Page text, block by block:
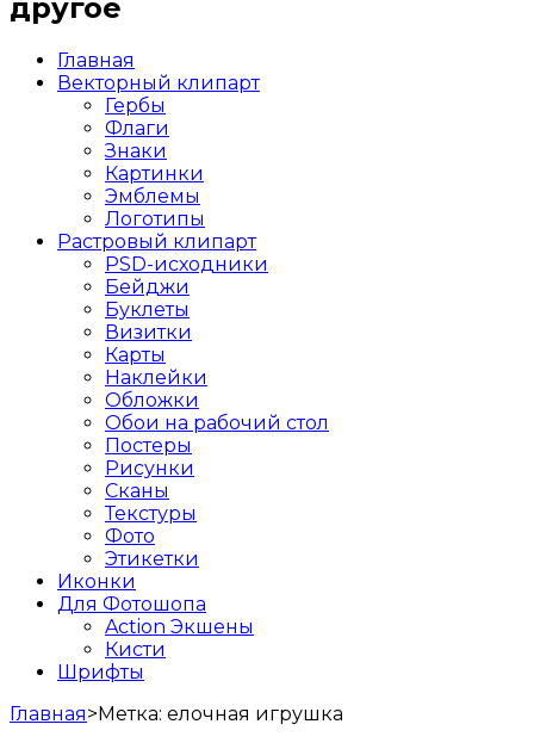
другое
Главная
Векторный клипарт
Гербы
Флаги
Знаки
Картинки
Эмблемы
Логотипы
Растровый клипарт
PSD-исходники
Бейджи
Буклеты
Визитки
Карты
Наклейки
Обложки
Обои на рабочий стол
Постеры
Рисунки
Сканы
Текстуры
Фото
Этикетки
Иконки
Для Фотошопа
Action Экшены
Кисти
Шрифты
Главная>Метка: елочная игрушка